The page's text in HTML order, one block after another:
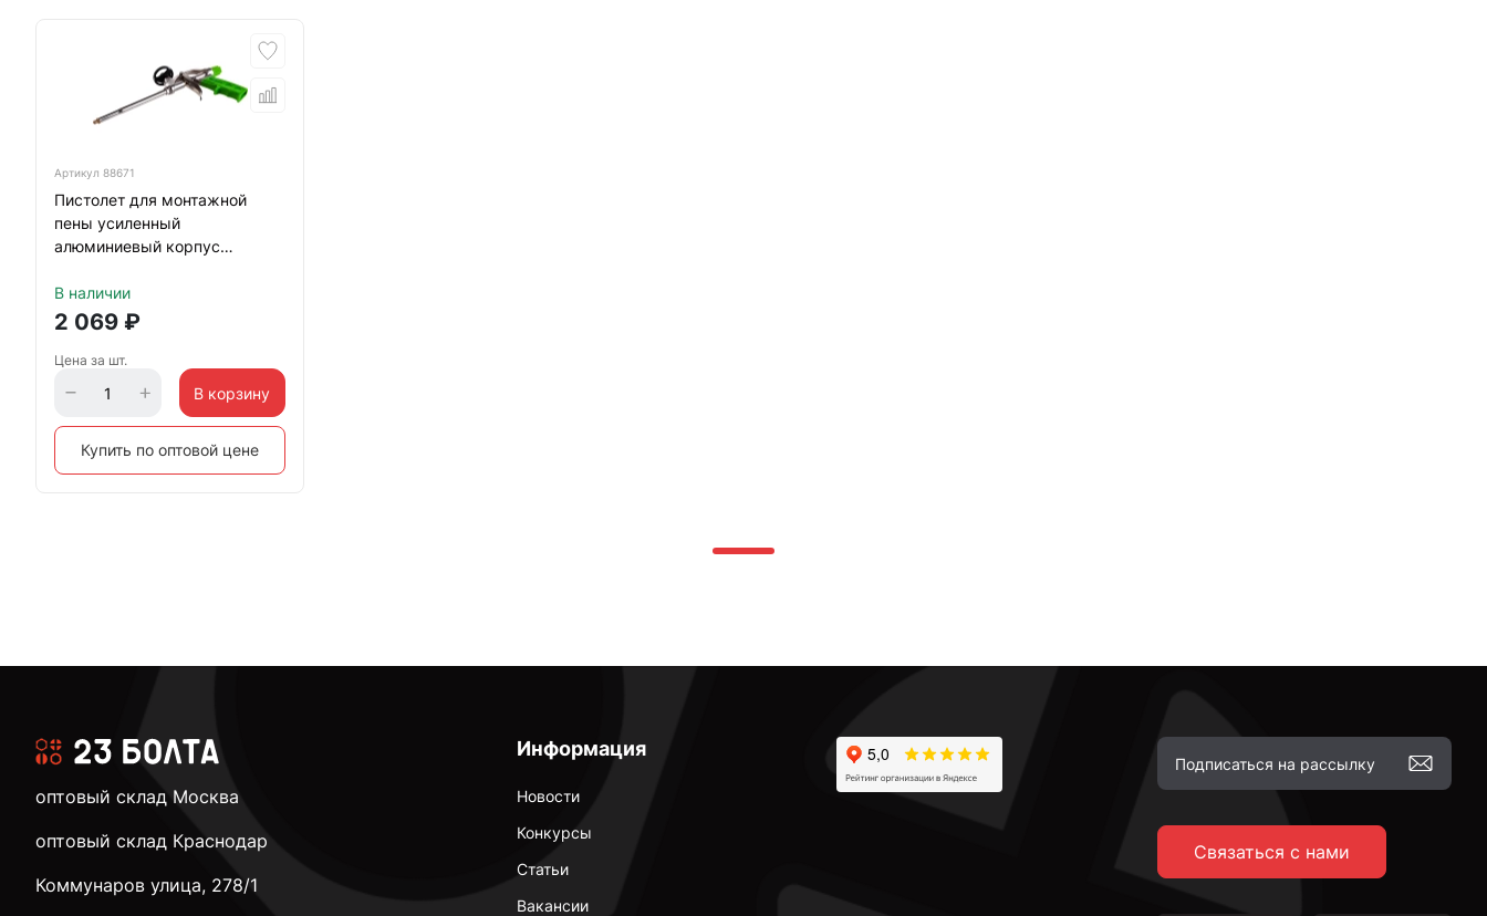
Артикул 88671
Пистолет для монтажной
пены усиленный
алюминиевый корпус
В наличии
2 069 ₽
Цена за шт.
В корзину
Купить по оптовой цене
Информация
Новости
Конкурсы
Статьи
Вакансии
Связаться с нами
оптовый склад Москва
оптовый склад Краснодар
Коммунаров улица, 278/1